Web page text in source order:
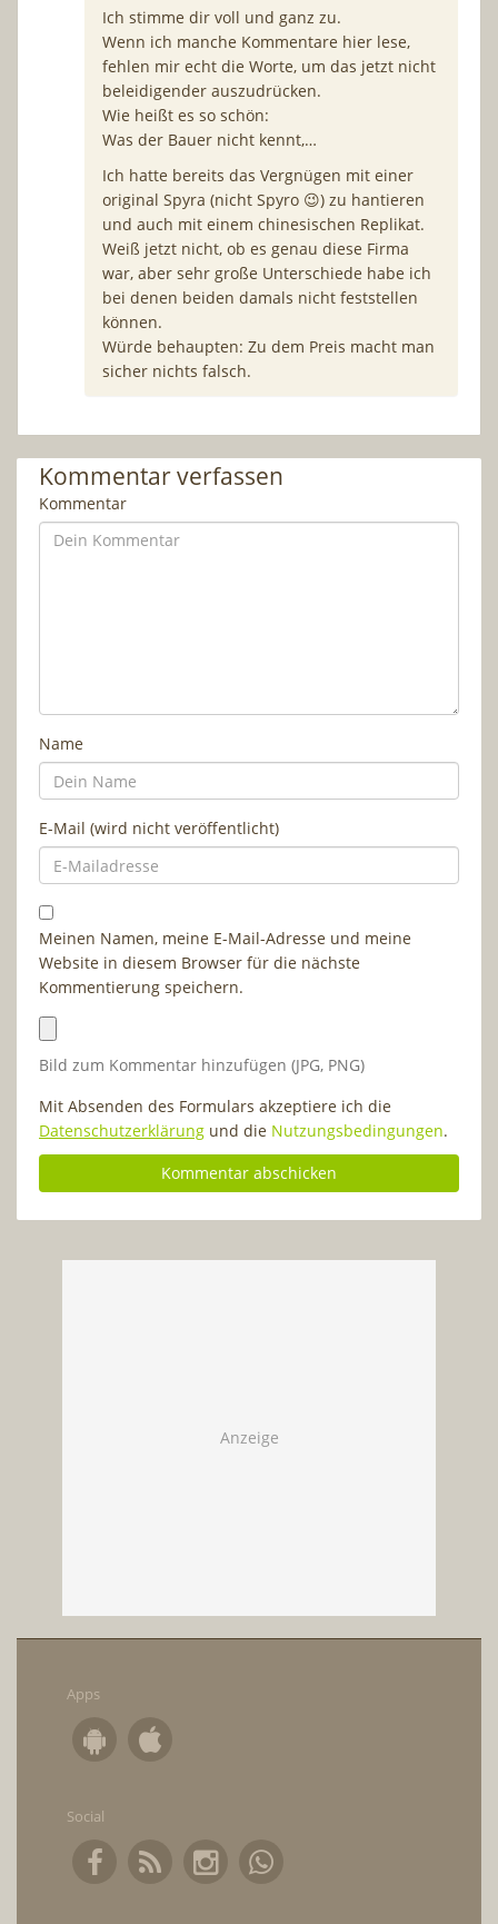
Ich stimme dir voll und ganz zu.
Wenn ich manche Kommentare hier lese,
fehlen mir echt die Worte, um das jetzt nicht
beleidigender auszudrücken.
Wie heißt es so schön:
Was der Bauer nicht kennt,…
Ich hatte bereits das Vergnügen mit einer
original Spyra (nicht Spyro 😉) zu hantieren
und auch mit einem chinesischen Replikat.
Weiß jetzt nicht, ob es genau diese Firma
war, aber sehr große Unterschiede habe ich
bei denen beiden damals nicht feststellen
können.
Würde behaupten: Zu dem Preis macht man
sicher nichts falsch.
Kommentar verfassen
Kommentar
Name
E-Mail (wird nicht veröffentlicht)
Meinen Namen, meine E-Mail-Adresse und meine
Website in diesem Browser für die nächste
Kommentierung speichern.
Bild zum Kommentar hinzufügen (JPG, PNG)
Mit Absenden des Formulars akzeptiere ich die
Datenschutzerklärung und die Nutzungsbedingungen.
Apps
Social